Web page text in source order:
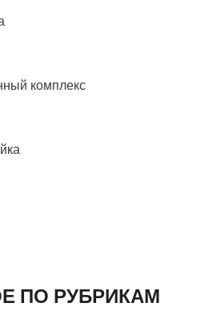
комплекс
ПО РУБРИКАМ